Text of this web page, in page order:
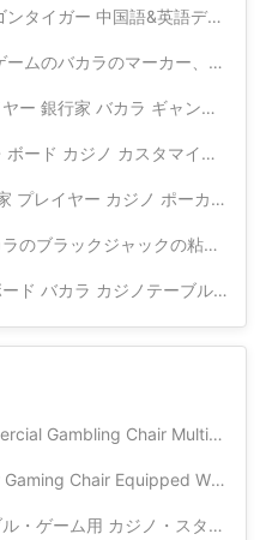
ィーラーコードプレート 赤&青 双面スクリーン印刷
ーカー、ボタンの銀行家の賭の火かき棒
ブル ポーカー テーブル ベット アクリルマーカー
ズされた アクリル彫刻 バカラテーブル ボタン
テーブルゲーム テーブルトップ 中国語 英語 ボタン
ーカー用のチップのディーラー ボタンの火かき棒カード監視のすべて
テーブルゲーム 赤 黄色 プレイヤー 銀行家
Upholstery Option For Entertainment Venue
With Rolling Wheels For Casino‑Club Use
・スタンダード PU レザー・ゲームチェア